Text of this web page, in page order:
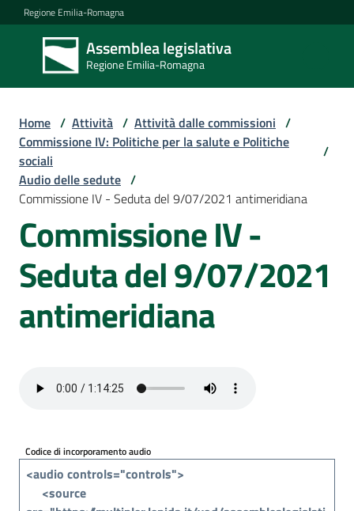
Vai al contenuto
Vai alla navigazione
Vai al footer
Regione Emilia-Romagna
Assemblea legislativa
Regione Emilia-Romagna
Assemblea
legislativa
Regione Emilia-
Assemblea
Attività
media
i
cittadini
Home / Attività / Attività dalle commissioni /
Commissione IV: Politiche per la salute e Politiche
sociali
/
Audio delle sedute /
Commissione IV - Seduta del 9/07/2021 antimeridiana
Commissione IV -
Seduta del 9/07/2021
antimeridiana
Codice di incorporamento audio